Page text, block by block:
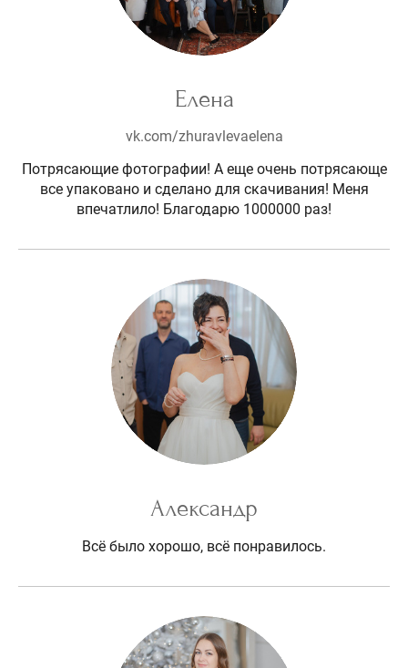
Елена
vk.com/zhuravlevaelena
Потрясающие фотографии! А еще очень потрясающе
все упаковано и сделано для скачивания! Меня
впечатлило! Благодарю 1000000 раз!
Александр
Всё было хорошо, всё понравилось.